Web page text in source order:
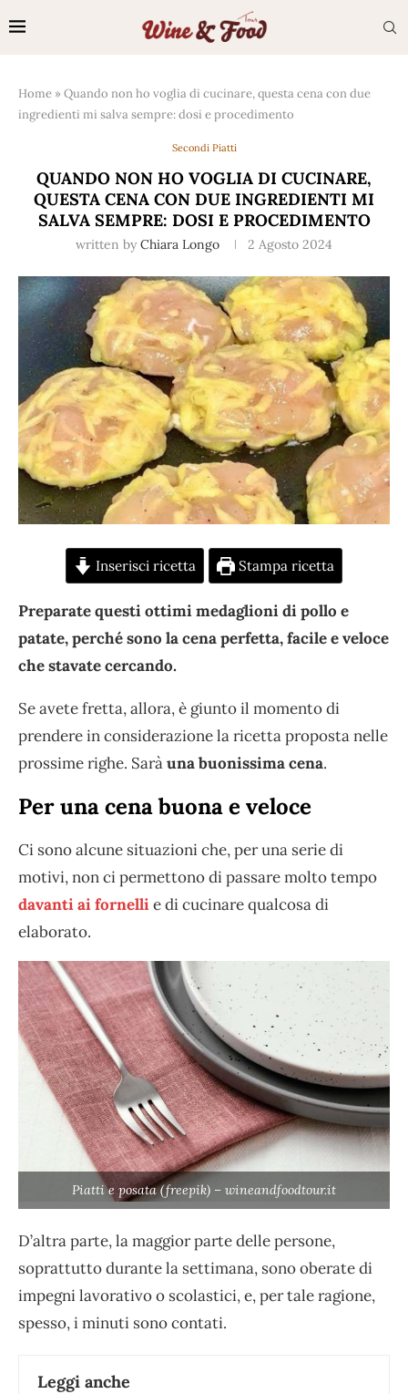
Home »Quando non ho voglia di cucinare, questa cena con due
ingredienti mi salva sempre: dosi e procedimento
Secondi Piatti
QUANDO NON HO VOGLIA DI CUCINARE,
QUESTA CENA CON DUE INGREDIENTI MI
SALVA SEMPRE: DOSI E PROCEDIMENTO
written by Chiara Longo 2 Agosto 2024
Inserisci ricetta Stampa ricetta
Preparate questi ottimi medaglioni di pollo e
patate, perché sono la cena perfetta, facile e veloce
che stavate cercando.
Se avete fretta, allora, è giunto il momento di
prendere in considerazione la ricetta proposta nelle
prossime righe. Saràuna buonissima cena.
Per una cena buona e veloce
Ci sono alcune situazioni che, per una serie di
motivi, non ci permettono di passare molto tempo
davanti ai fornellie di cucinare qualcosa di
elaborato.
Piatti e posata (freepik) – wineandfoodtour.it
D’altra parte, la maggior parte delle persone,
soprattutto durante la settimana, sono oberate di
impegni lavorativo o scolastici, e, per tale ragione,
spesso, i minuti sono contati.
Leggi anche